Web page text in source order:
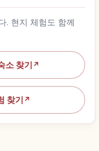
. 현지 체험도 함께
소 찾기↗
찾기 ↗